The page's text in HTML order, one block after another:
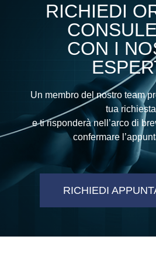
RICHIEDI
CON I
Un membro del nostro team
tua richiesta
e ti risponderà nell’arco di
confermare
RICHIEDI